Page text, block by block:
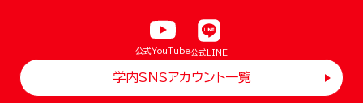
公式YouTube公式LINE
学内SNSアカウント一覧